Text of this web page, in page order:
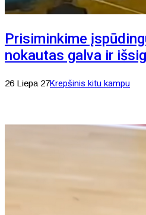
Prisiminkime
nokautas galva ir
26 Liepa 27Krepšinis kitu kampu